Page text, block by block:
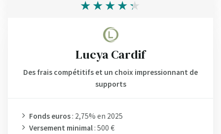
Lucya Cardif
Des frais compétitifs et un choix impressionnant de
supports
Fonds euros : 2,75% en 2025
Versement minimal : 500 €